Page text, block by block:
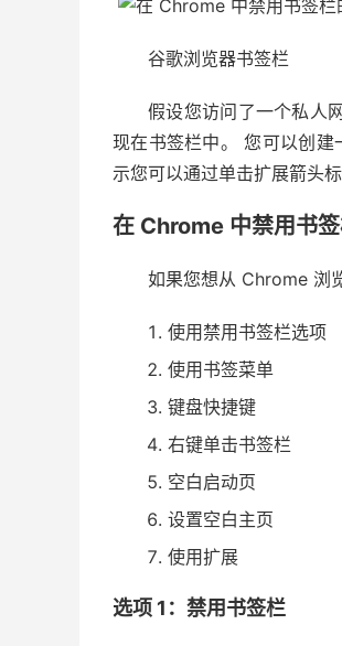
谷歌浏览器书签栏
假设您访问了一个私人
现在书签栏中。 您可以创建
示您可以通过单击扩展箭头
在 Chrome 中禁用书
如果您想从 Chrome 浏
使用禁用书签栏选项
使用书签菜单
键盘快捷键
右键单击书签栏
空白启动页
设置空白主页
使用扩展
选项 1：禁用书签栏